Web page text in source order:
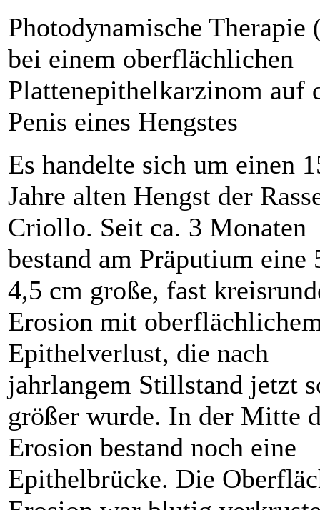
Photodynamische Therapie
bei einem oberflächlichen
Plattenepithelkarzinom auf
Penis eines Hengstes
Es handelte sich um einen
Jahre alten Hengst der
Criollo. Seit ca. 3 Monaten
bestand am Präputium eine
4,5 cm große, fast
Erosion mit
Epithelverlust, die nach
jahrlangem Stillstand jetzt
größer wurde. In der Mitte
Erosion bestand noch eine
Epithelbrücke. Die